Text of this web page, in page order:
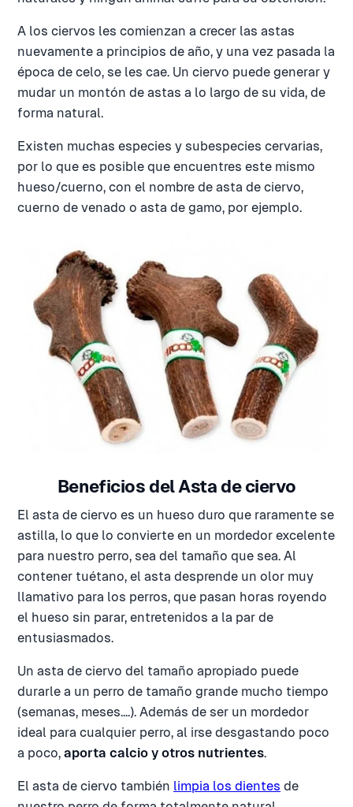
A los ciervos les comienzan a crecer las astas
nuevamente a principios de año, y una vez pasada la
época de celo, se les cae. Un ciervo puede generar y
mudar un montón de astas a lo largo de su vida, de
forma natural.
Existen muchas especies y subespecies cervarias,
por lo que es posible que encuentres este mismo
hueso/cuerno, con el nombre de asta de ciervo,
cuerno de venado o asta de gamo, por ejemplo.
Beneficios del Asta de ciervo
El asta de ciervo es un hueso duro que raramente se
astilla, lo que lo convierte en un mordedor excelente
para nuestro perro, sea del tamaño que sea. Al
contener tuétano, el asta desprende un olor muy
llamativo para los perros, que pasan horas royendo
el hueso sin parar, entretenidos a la par de
entusiasmados.
Un asta de ciervo del tamaño apropiado puede
durarle a un perro de tamaño grande mucho tiempo
(semanas, meses....). Además de ser un mordedor
ideal para cualquier perro, al irse desgastando poco
a poco, aporta calcio y otros nutrientes.
El asta de ciervo también limpia los dientes de